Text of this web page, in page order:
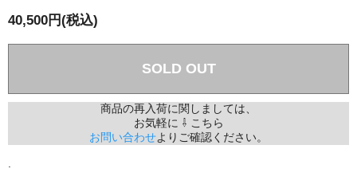
40,500円(税込)
SOLD OUT
商品の再入荷に関しましては、
お気軽に ⇩ こちら
お問い合わせよりご確認ください。